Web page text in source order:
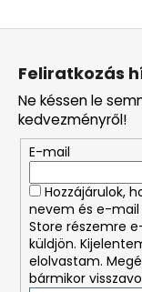
Feliratkozás
Ne késsen le
kedvezményről!
E-mail
Hozzájárulok,
nevem és e-mail
Store részemre
küldjön.
elolvastam.
bármikor